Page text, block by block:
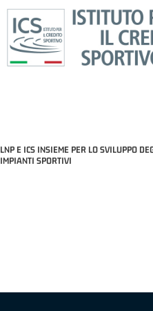
LNP E ICS INSIEME PER LO SVILUPPO
IMPIANTI SPORTIVI